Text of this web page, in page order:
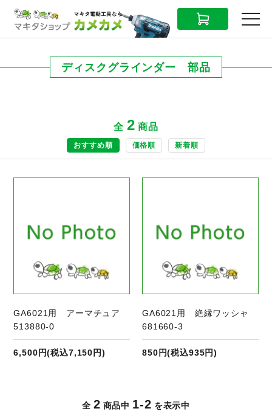
CART MENU
ディスクグラインダー 部品
全 2 商品
おすすめ順 価格順 新着順
GA6021用 アーマチュア
513880-0
6,500円(税込7,150円)
GA6021用 絶縁ワッシャ
681660-3
850円(税込935円)
全 2 商品中 1-2 を表示中